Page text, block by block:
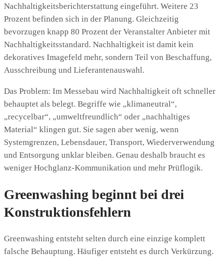
Nachhaltigkeitsberichterstattung eingeführt. Weitere 23
Prozent befinden sich in der Planung. Gleichzeitig
bevorzugen knapp 80 Prozent der Veranstalter Anbieter mit
Nachhaltigkeitsstandard. Nachhaltigkeit ist damit kein
dekoratives Imagefeld mehr, sondern Teil von Beschaffung,
Ausschreibung und Lieferantenauswahl.
Das Problem: Im Messebau wird Nachhaltigkeit oft schneller
behauptet als belegt. Begriffe wie „klimaneutral“,
„recycelbar“, „umweltfreundlich“ oder „nachhaltiges
Material“ klingen gut. Sie sagen aber wenig, wenn
Systemgrenzen, Lebensdauer, Transport, Wiederverwendung
und Entsorgung unklar bleiben. Genau deshalb braucht es
weniger Hochglanz-Kommunikation und mehr Prüflogik.
Greenwashing beginnt bei drei
Konstruktionsfehlern
Greenwashing entsteht selten durch eine einzige komplett
falsche Behauptung. Häufiger entsteht es durch Verkürzung.